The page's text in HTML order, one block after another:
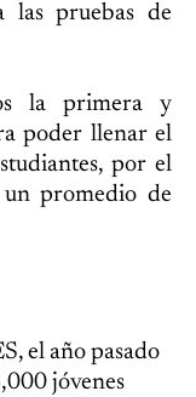
las pruebas de
la primera y
poder llenar el
por el
un promedio de
el año pasado
jóvenes